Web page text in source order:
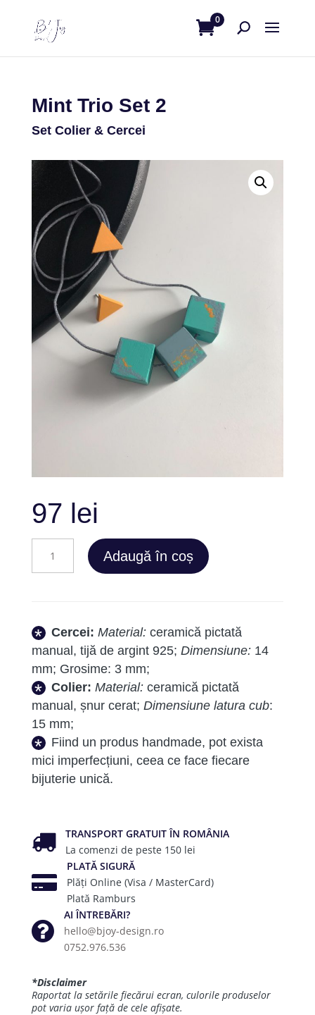
0
Mint Trio Set 2
Set Colier & Cercei
97 lei
Mint
Adaugă în coș
Cercei: Material:ceramică pictată
manual, tijă de argint 925; Dimensiune: 14
mm; Grosime: 3 mm;
Colier: Material:ceramică pictată
manual, șnur cerat; Dimensiune latura cub:
15 mm;
Fiind un produs handmade, pot exista
mici imperfecțiuni, ceea ce face fiecare
bijuterie unică.
TRANSPORT GRATUIT ÎN ROMÂNIA
La comenzi de peste 150 lei
PLATĂ SIGURĂ
Plăți Online (Visa / MasterCard)
Plată Ramburs
AI ÎNTREBĂRI?
hello@bjoy-design.ro
0752.976.536
*Disclaimer
Raportat la setările fiecărui ecran, culorile produselor
pot varia ușor față de cele afișate.